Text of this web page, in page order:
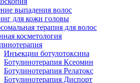
выпадения волос
для кожи головы
терапия для волос
косметология
Инъекции ботулотоксина
Ботулинотерапия Ксеомин
Ботулинотерапия Релатокс
Ботулинотерапия Диспорт